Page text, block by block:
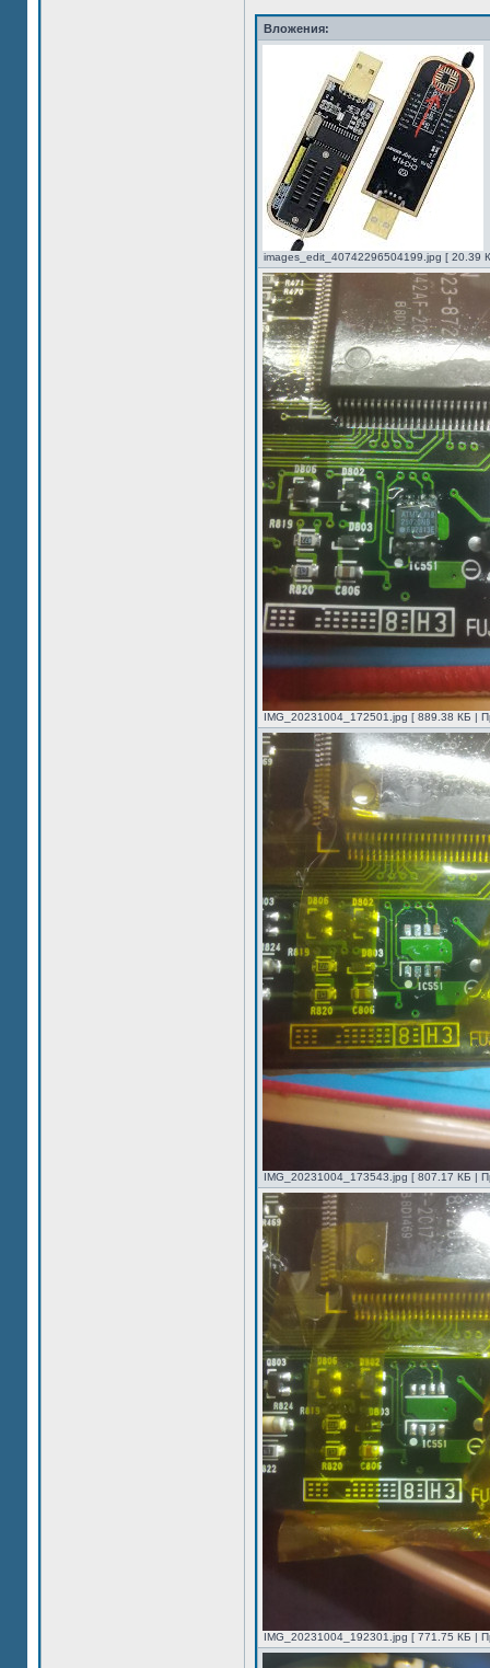
Вложения:
images_edit_40742296504199.jpg [ 20.39
IMG_20231004_172501.jpg [ 889.38 КБ |
IMG_20231004_173543.jpg [ 807.17 КБ |
IMG_20231004_192301.jpg [ 771.75 КБ |